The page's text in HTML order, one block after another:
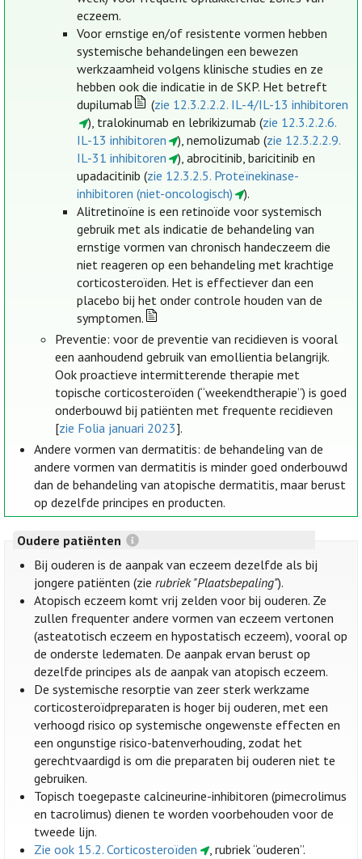
eczeem.
Voor ernstige en/of resistente vormen hebben
systemische behandelingen een bewezen
werkzaamheid volgens klinische studies en ze
hebben ook die indicatie in de SKP. Het betreft
dupilumab
(zie 12.3.2.2.2. IL-4/IL-13 inhibitoren
), tralokinumab en lebrikizumab (zie 12.3.2.2.6.
IL-13 inhibitoren
), nemolizumab (zie 12.3.2.2.9.
IL-31 inhibitoren
), abrocitinib, baricitinib en
upadacitinib (zie 12.3.2.5. Proteïnekinase-
inhibitoren (niet-oncologisch)
).
Alitretinoïne is een retinoïde voor systemisch
gebruik met als indicatie de behandeling van
ernstige vormen van chronisch handeczeem die
niet reageren op een behandeling met krachtige
corticosteroïden. Het is effectiever dan een
placebo bij het onder controle houden van de
symptomen.
Preventie: voor de preventie van recidieven is vooral
een aanhoudend gebruik van emollientia belangrijk.
Ook proactieve intermitterende therapie met
topische corticosteroïden (“weekendtherapie”) is goed
onderbouwd bij patiënten met frequente recidieven
[zie Folia januari 2023].
Andere vormen van dermatitis: de behandeling van de
andere vormen van dermatitis is minder goed onderbouwd
dan de behandeling van atopische dermatitis, maar berust
op dezelfde principes en producten.
Oudere patiënten
Bij ouderen is de aanpak van eczeem dezelfde als bij
jongere patiënten (zierubriek "Plaatsbepaling").
Atopisch eczeem komt vrij zelden voor bij ouderen. Ze
zullen frequenter andere vormen van eczeem vertonen
(asteatotisch eczeem en hypostatisch eczeem), vooral op
de onderste ledematen. De aanpak ervan berust op
dezelfde principes als de aanpak van atopisch eczeem.
De systemische resorptie van zeer sterk werkzame
corticosteroïdpreparaten is hoger bij ouderen, met een
verhoogd risico op systemische ongewenste effecten en
een ongunstige risico-batenverhouding, zodat het
gerechtvaardigd is om die preparaten bij ouderen niet te
gebruiken.
Topisch toegepaste calcineurine-inhibitoren (pimecrolimus
en tacrolimus) dienen te worden voorbehouden voor de
tweede lijn.
Zie ook 15.2. Corticosteroïden
, rubriek “ouderen”.